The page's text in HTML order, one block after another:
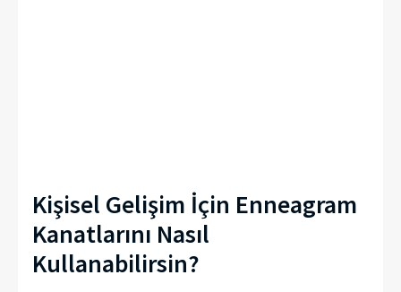
Kişisel Gelişim İçin Enneagram
Kanatlarını Nasıl
Kullanabilirsin?